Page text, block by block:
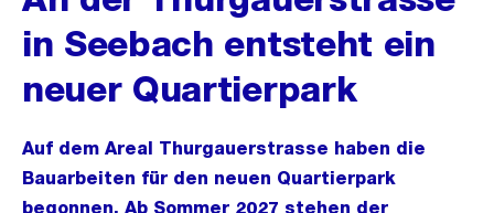
in Seebach entsteht ein
neuer Quartierpark
Auf dem Areal Thurgauerstrasse haben die
Bauarbeiten für den neuen Quartierpark
begonnen. Ab Sommer 2027 stehen der